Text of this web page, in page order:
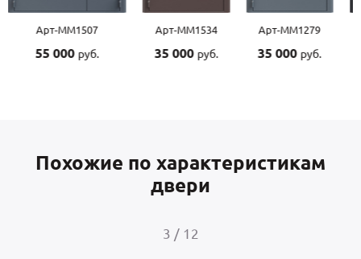
Арт-ММ1507
55 000 руб.
Арт-ММ1534
35 000 руб.
Арт-ММ1279
35 000 руб.
Похожие по характеристикам
двери
3 / 12